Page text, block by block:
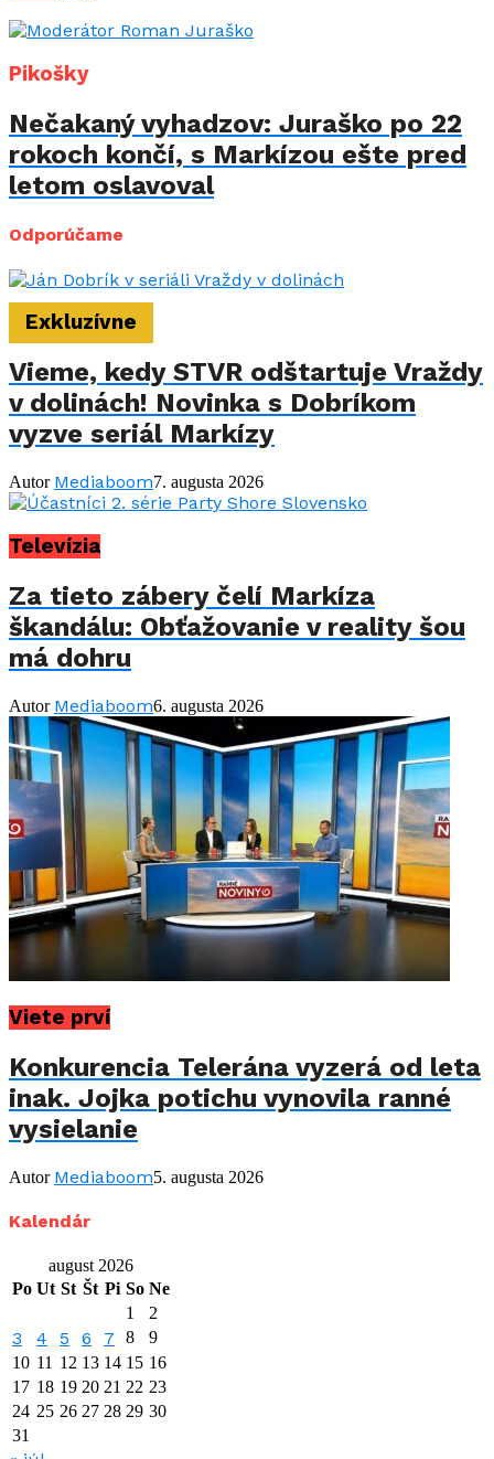
Pikošky
Nečakaný vyhadzov: Juraško po 22
rokoch končí, s Markízou ešte pred
letom oslavoval
Odporúčame
Exkluzívne
Vieme, kedy STVR odštartuje Vraždy
v dolinách! Novinka s Dobríkom
vyzve seriál Markízy
Autor Mediaboom7. augusta 2026
Televízia
Za tieto zábery čelí Markíza
škandálu: Obťažovanie v reality šou
má dohru
Autor Mediaboom6. augusta 2026
Viete prví
Konkurencia Telerána vyzerá od leta
inak. Jojka potichu vynovila ranné
vysielanie
Autor Mediaboom5. augusta 2026
Kalendár
august 2026
Po Ut St Št Pi So Ne
1
2
3 4 5 6 7 8
9
10 11 12 13 14 15 16
17 18 19 20 21 22 23
24 25 26 27 28 29 30
31